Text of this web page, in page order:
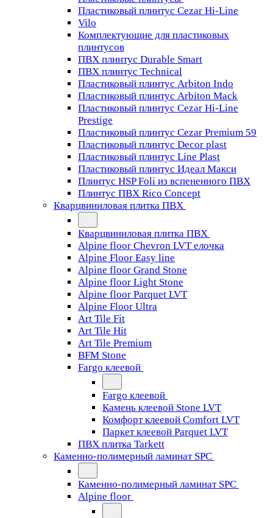
Пластиковый плинтус Cezar Hi-Line
Vilo
Комплектующие для пластиковых
плинтусов
ПВХ плинтус Durable Smart
ПВХ плинтус Technical
Пластиковый плинтус Arbiton Indo
Пластиковый плинтус Arbiton Mack
Пластиковый плинтус Cezar Hi-Line
Prestige
Пластиковый плинтус Cezar Premium 59
Пластиковый плинтус Decor plast
Пластиковый плинтус Line Plast
Пластиковый плинтус Идеал Макси
Плинтус HSP Foli из вспененного ПВХ
Плинтус ПВХ Rico Concept
Кварцвиниловая плитка ПВХ
Кварцвиниловая плитка ПВХ
Alpine floor Chevron LVT елочка
Alpine Floor Easy line
Alpine floor Grand Stone
Alpine floor Light Stone
Alpine floor Parquet LVT
Alpine Floor Ultra
Art Tile Fit
Art Tile Hit
Art Tile Premium
BFM Stone
Fargo клеевой
Fargo клеевой
Камень клеевой Stone LVT
Комфорт клеевой Comfort LVT
Паркет клеевой Parquet LVT
ПВХ плитка Tarkett
Каменно-полимерный ламинат SPC
Каменно-полимерный ламинат SPC
Alpine floor